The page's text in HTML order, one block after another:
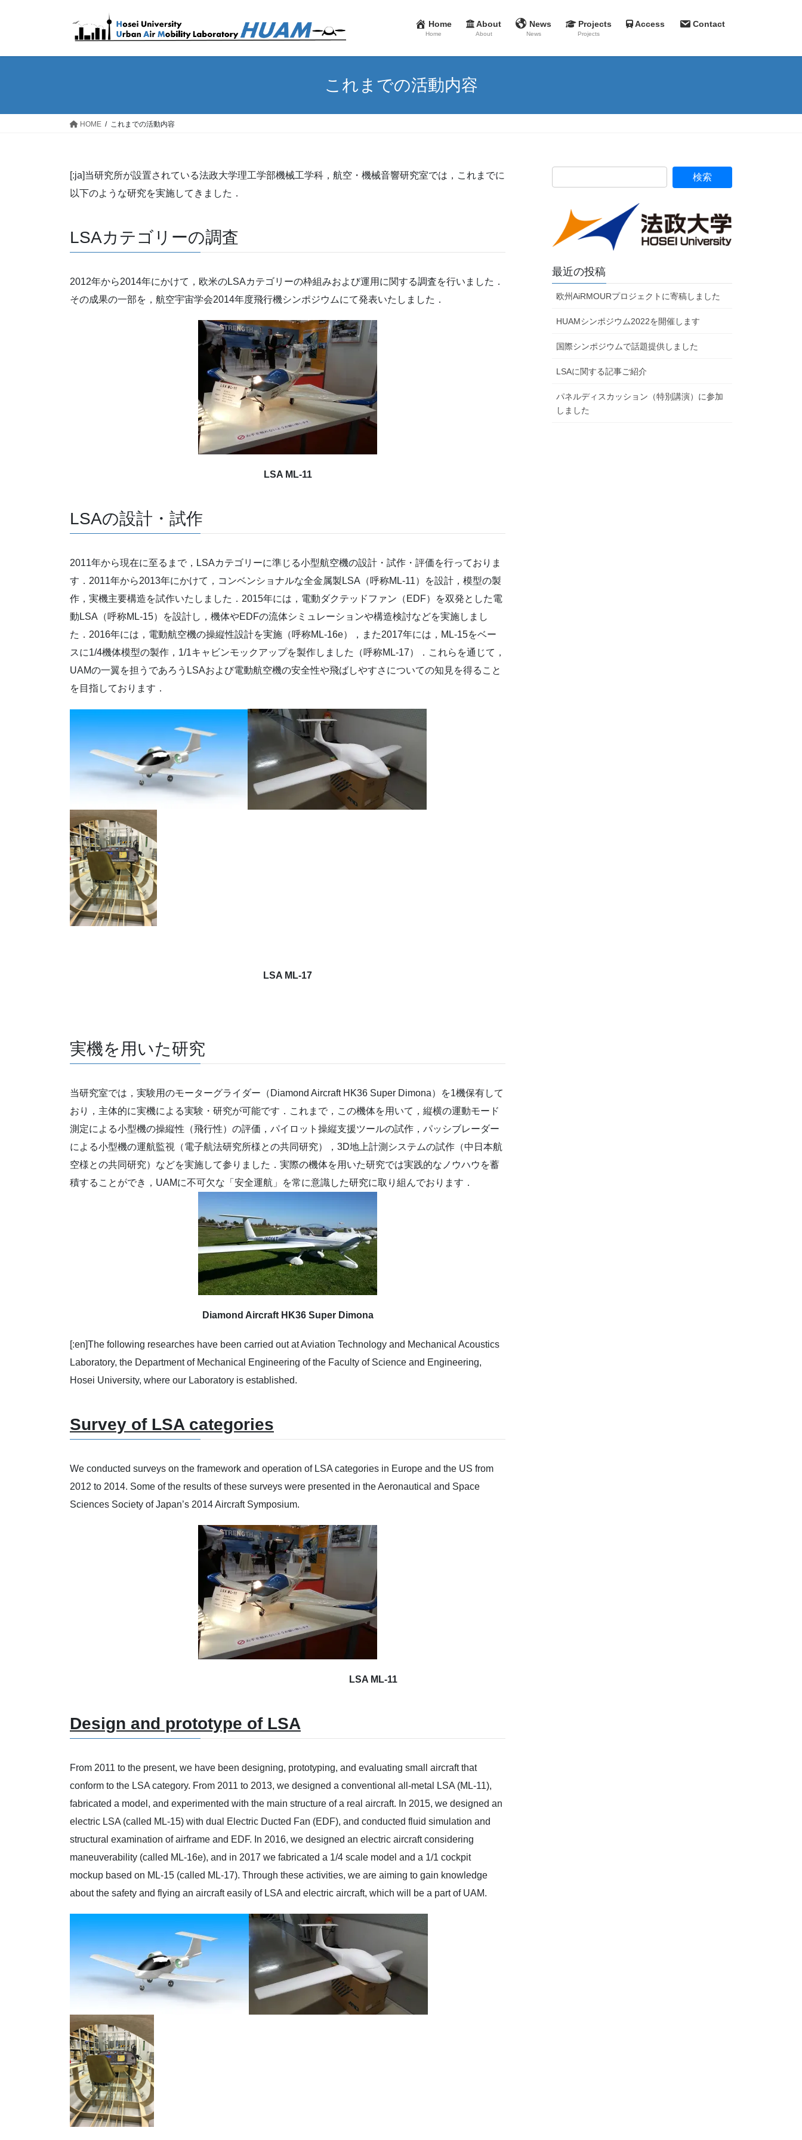
Home
Home
About
About
News
News
Projects
Projects
Access Contact
これまでの活動内容
HOME これまでの活動内容
[:ja]当研究所が設置されている法政大学理工学部機械工学科，航空・機械音響研究室では，これまでに
以下のような研究を実施してきました．
LSAカテゴリーの調査
2012年から2014年にかけて，欧米のLSAカテゴリーの枠組みおよび運用に関する調査を行いました．
その成果の一部を，航空宇宙学会2014年度飛行機シンポジウムにて発表いたしました．
LSA ML-11
LSAの設計・試作
2011年から現在に至るまで，LSAカテゴリーに準じる小型航空機の設計・試作・評価を行っておりま
す．2011年から2013年にかけて，コンベンショナルな全金属製LSA（呼称ML-11）を設計，模型の製
作，実機主要構造を試作いたしました．2015年には，電動ダクテッドファン（EDF）を双発とした電
動LSA（呼称ML-15）を設計し，機体やEDFの流体シミュレーションや構造検討などを実施しまし
た．2016年には，電動航空機の操縦性設計を実施（呼称ML-16e），また2017年には，ML-15をベー
スに1/4機体模型の製作，1/1キャビンモックアップを製作しました（呼称ML-17）．これらを通じて，
UAMの一翼を担うであろうLSAおよび電動航空機の安全性や飛ばしやすさについての知見を得ること
を目指しております．
LSA ML-17
実機を用いた研究
当研究室では，実験用のモーターグライダー（Diamond Aircraft HK36 Super Dimona）を1機保有して
おり，主体的に実機による実験・研究が可能です．これまで，この機体を用いて，縦横の運動モード
測定による小型機の操縦性（飛行性）の評価，パイロット操縦支援ツールの試作，パッシブレーダー
による小型機の運航監視（電子航法研究所様との共同研究），3D地上計測システムの試作（中日本航
空様との共同研究）などを実施して参りました．実際の機体を用いた研究では実践的なノウハウを蓄
積することができ，UAMに不可欠な「安全運航」を常に意識した研究に取り組んでおります．
Diamond Aircraft HK36 Super Dimona
[:en]The following researches have been carried out at Aviation Technology and Mechanical Acoustics
Laboratory, the Department of Mechanical Engineering of the Faculty of Science and Engineering,
Hosei University, where our Laboratory is established.
Survey of LSA categories
We conducted surveys on the framework and operation of LSA categories in Europe and the US from
2012 to 2014. Some of the results of these surveys were presented in the Aeronautical and Space
Sciences Society of Japan’s 2014 Aircraft Symposium.
LSA ML-11
Design and prototype of LSA
From 2011 to the present, we have been designing, prototyping, and evaluating small aircraft that
conform to the LSA category. From 2011 to 2013, we designed a conventional all-metal LSA (ML-11),
fabricated a model, and experimented with the main structure of a real aircraft. In 2015, we designed an
electric LSA (called ML-15) with dual Electric Ducted Fan (EDF), and conducted fluid simulation and
structural examination of airframe and EDF. In 2016, we designed an electric aircraft considering
maneuverability (called ML-16e), and in 2017 we fabricated a 1/4 scale model and a 1/1 cockpit
mockup based on ML-15 (called ML-17). Through these activities, we are aiming to gain knowledge
about the safety and flying an aircraft easily of LSA and electric aircraft, which will be a part of UAM.
最近の投稿
欧州AiRMOURプロジェクトに寄稿しました
HUAMシンポジウム2022を開催します
国際シンポジウムで話題提供しました
LSAに関する記事ご紹介
パネルディスカッション（特別講演）に参加
しました